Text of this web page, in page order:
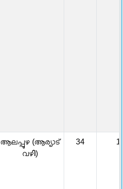
ആലപ്പുഴ (ആര്യാട്
വഴി)
34